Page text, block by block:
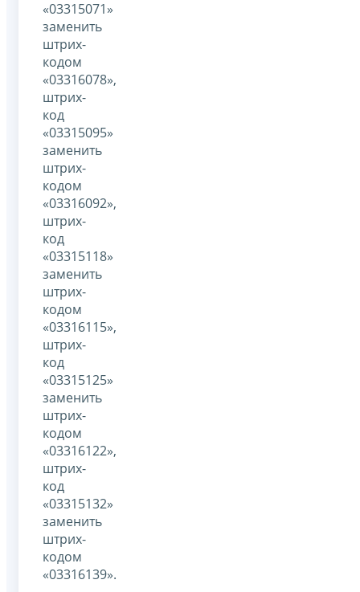
«03315071»
заменить
штрих-
кодом
«03316078»,
штрих-
код
«03315095»
заменить
штрих-
кодом
«03316092»,
штрих-
код
«03315118»
заменить
штрих-
кодом
«03316115»,
штрих-
код
«03315125»
заменить
штрих-
кодом
«03316122»,
штрих-
код
«03315132»
заменить
штрих-
кодом
«03316139».